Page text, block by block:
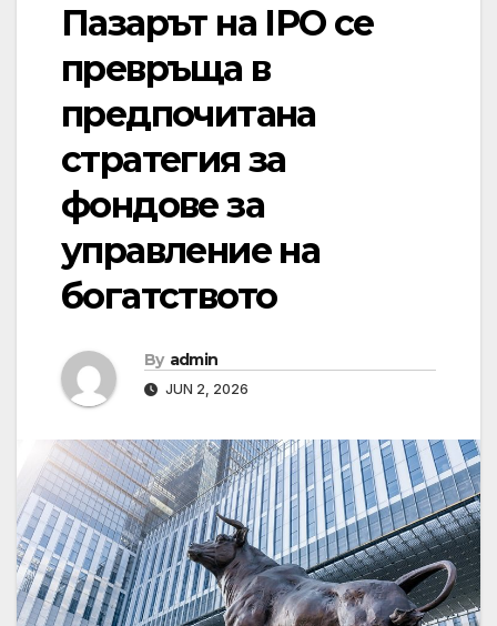
Пазарът на IPO се
превръща в
предпочитана
стратегия за
фондове за
управление на
богатството
By admin
JUN 2, 2026